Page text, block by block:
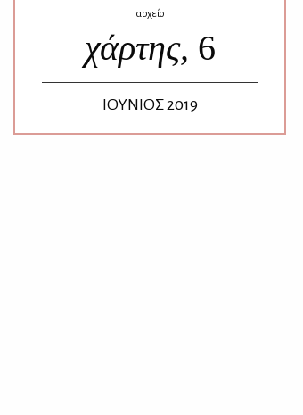
αρχείο
χάρτης, 6
ΙΟΥΝΙΟΣ 2019